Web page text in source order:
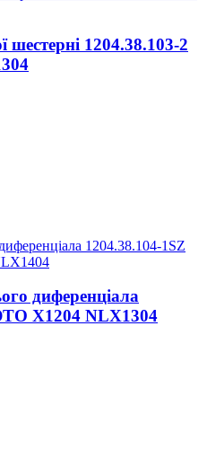
1204.38.103-2
диференціала
X1204 NLX1304